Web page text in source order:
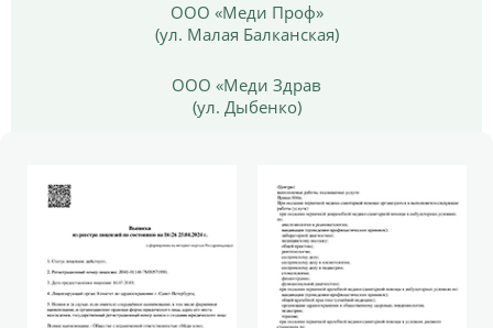
ООО «Меди Проф»
(ул. Малая Балканская)
ООО «Меди Здрав
(ул. Дыбенко)